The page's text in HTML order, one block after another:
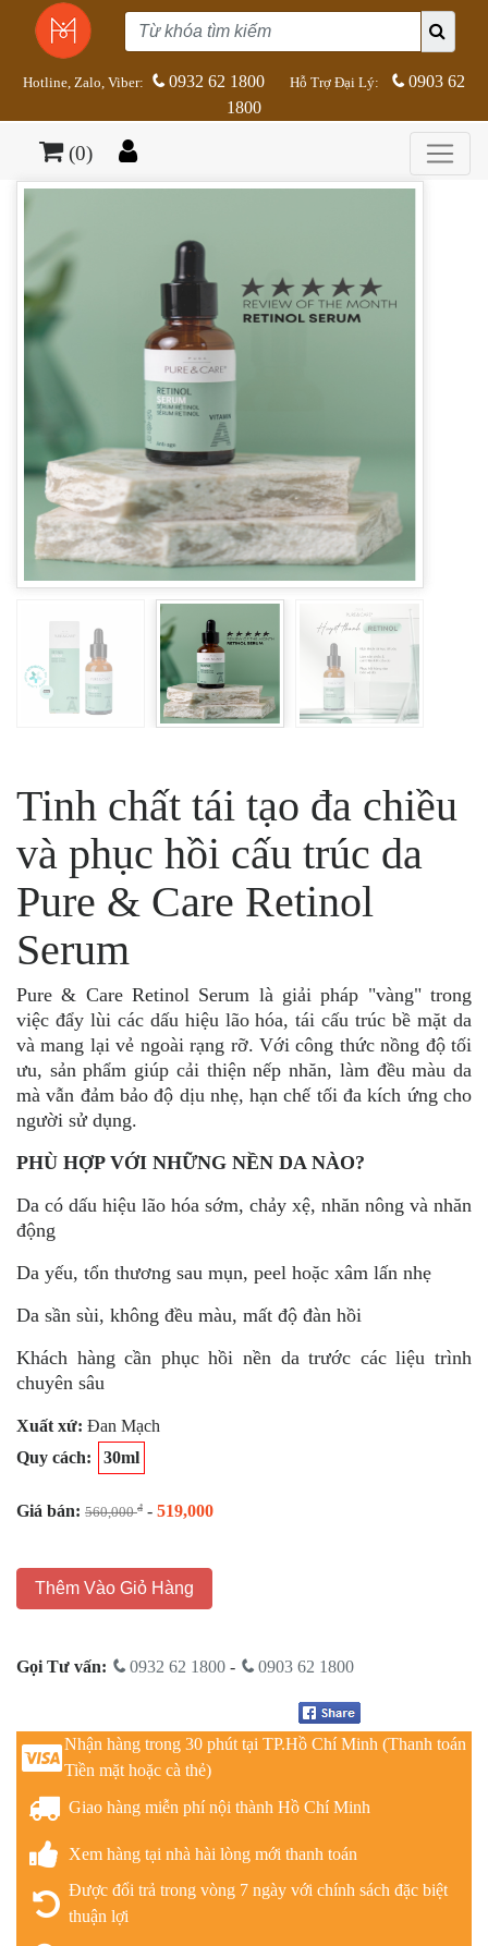
Hotline, Zalo, Viber: 0932 62 1800 Hỗ Trợ Đại Lý:
0903 62
1800
(0)
Tinh chất tái tạo đa chiều
và phục hồi cấu trúc da
Pure & Care Retinol
Serum
Pure & Care Retinol Serum là giải pháp "vàng" trong
việc đẩy lùi các dấu hiệu lão hóa, tái cấu trúc bề mặt da
và mang lại vẻ ngoài rạng rỡ. Với công thức nồng độ tối
ưu, sản phẩm giúp cải thiện nếp nhăn, làm đều màu da
mà vẫn đảm bảo độ dịu nhẹ, hạn chế tối đa kích ứng cho
người sử dụng.
PHÙ HỢP VỚI NHỮNG NỀN DA NÀO?
Da có dấu hiệu lão hóa sớm, chảy xệ, nhăn nông và nhăn
động
Da yếu, tổn thương sau mụn, peel hoặc xâm lấn nhẹ
Da sần sùi, không đều màu, mất độ đàn hồi
Khách hàng cần phục hồi nền da trước các liệu trình
chuyên sâu
Xuất xứ: Đan Mạch
Quy cách:
30ml
Giá bán: 560,000đ - 519,000
Thêm Vào Giỏ Hàng
Gọi Tư vấn: 0932 62 1800 - 0903 62 1800
Nhận hàng trong 30 phút tại TP.Hồ Chí Minh (Thanh toán
Tiền mặt hoặc cà thẻ)
Giao hàng miễn phí nội thành Hồ Chí Minh
Xem hàng tại nhà hài lòng mới thanh toán
Được đổi trả trong vòng 7 ngày với chính sách đặc biệt
thuận lợi